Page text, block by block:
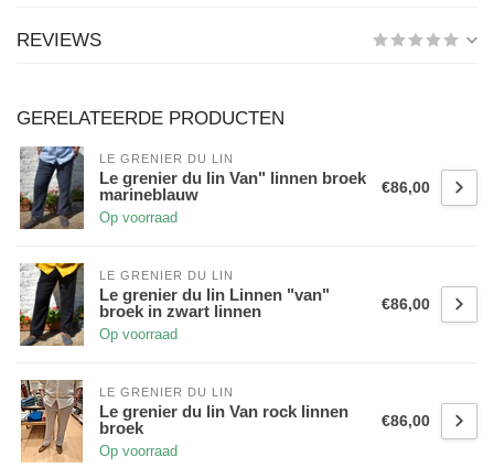
REVIEWS
GERELATEERDE PRODUCTEN
LE GRENIER DU LIN
Le grenier du lin Van" linnen broek
marineblauw
Op voorraad
€86,00
LE GRENIER DU LIN
Le grenier du lin Linnen "van"
broek in zwart linnen
Op voorraad
€86,00
LE GRENIER DU LIN
Le grenier du lin Van rock linnen
broek
Op voorraad
€86,00